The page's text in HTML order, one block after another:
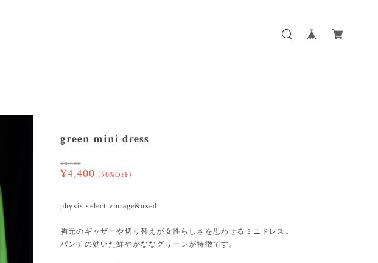
green mini dress
¥8,800
¥4,400 (50%OFF)
physis select vintage&used
胸元のギャザーや切り替えが女性らしさを思わせるミニドレス。
パンチの効いた鮮やかななグリーンが特徴です。